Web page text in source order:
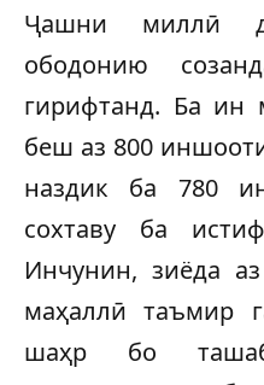
Ҷашни миллӣ
ободонию
гирифтанд. Ба ин
беш аз 800
наздик ба 780
сохтаву ба
Инчунин, зиёда
маҳаллӣ таъмир
шаҳр бо